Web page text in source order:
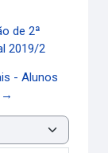
de 2ª
2019/2
- Alunos
→